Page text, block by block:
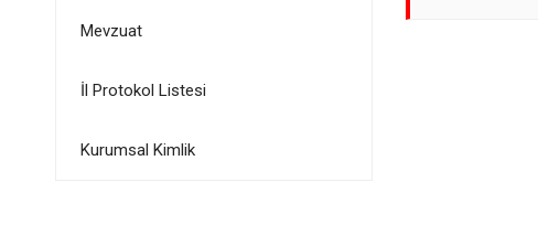
Mevzuat
İl Protokol Listesi
Kurumsal Kimlik